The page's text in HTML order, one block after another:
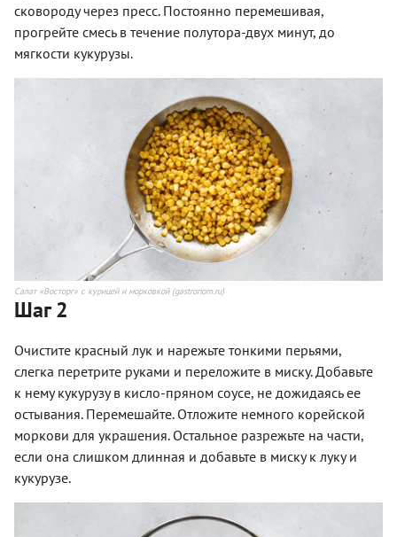
сковороду через пресс. Постоянно перемешивая,
прогрейте смесь в течение полутора-двух минут, до
мягкости кукурузы.
Салат «Восторг» с курицей и морковкой (gastronom.ru)
Шаг 2
Очистите красный лук и нарежьте тонкими перьями,
слегка перетрите руками и переложите в миску. Добавьте
к нему кукурузу в кисло-пряном соусе, не дожидаясь ее
остывания. Перемешайте. Отложите немного корейской
моркови для украшения. Остальное разрежьте на части,
если она слишком длинная и добавьте в миску к луку и
кукурузе.